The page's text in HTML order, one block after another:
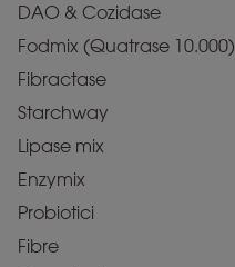
DAO & Cozidase
Fodmix (Quatrase 10.000)
Fibractase
Starchway
Lipase mix
Enzymix
Probiotici
Fibre